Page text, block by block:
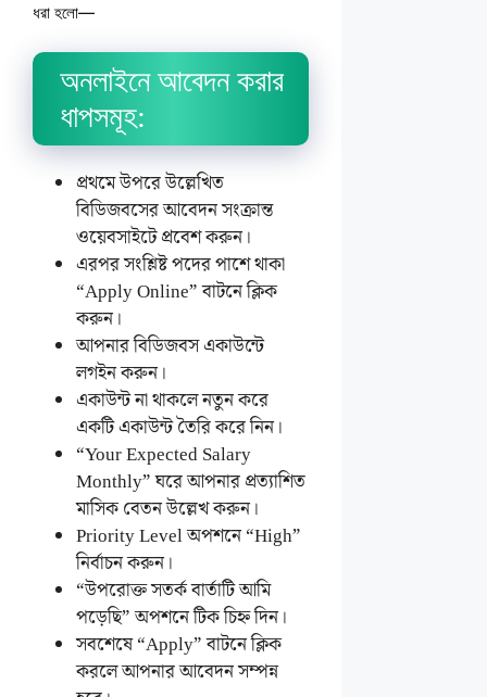
ধরা হলো—
অনলাইনে আবেদন করার
ধাপসমূহ:
প্রথমে উপরে উল্লেখিত
বিডিজবসের আবেদন সংক্রান্ত
ওয়েবসাইটে প্রবেশ করুন।
এরপর সংশ্লিষ্ট পদের পাশে থাকা
“Apply Online” বাটনে ক্লিক
করুন।
আপনার বিডিজবস একাউন্টে
লগইন করুন।
একাউন্ট না থাকলে নতুন করে
একটি একাউন্ট তৈরি করে নিন।
“Your Expected Salary
Monthly” ঘরে আপনার প্রত্যাশিত
মাসিক বেতন উল্লেখ করুন।
Priority Level অপশনে “High”
নির্বাচন করুন।
“উপরোক্ত সতর্ক বার্তাটি আমি
পড়েছি” অপশনে টিক চিহ্ন দিন।
সবশেষে “Apply” বাটনে ক্লিক
করলে আপনার আবেদন সম্পন্ন